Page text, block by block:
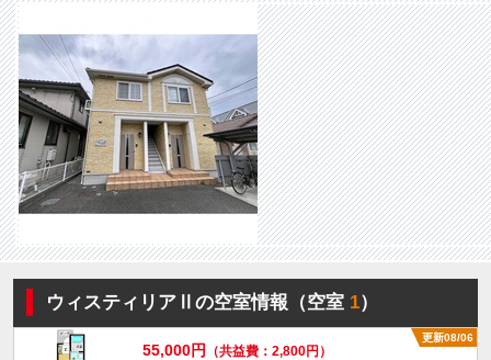
ウィスティリアⅡの空室情報（空室1）
更新08/06
55,000円
（共益費：2,800円）